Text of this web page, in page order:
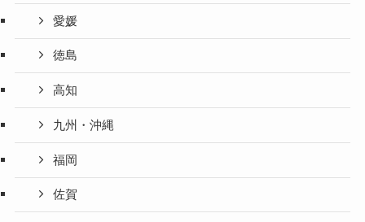
愛媛
徳島
高知
九州・沖縄
福岡
佐賀